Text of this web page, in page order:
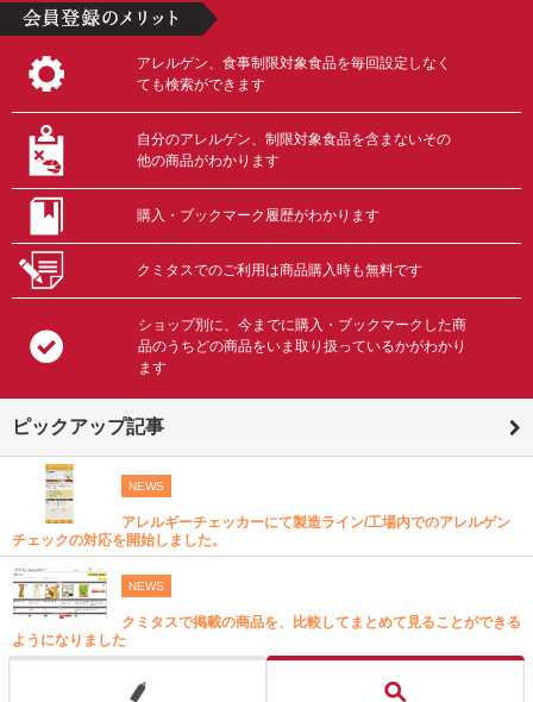
アレルゲン、食事制限対象食品を毎回設定しなく
ても検索ができます
自分のアレルゲン、制限対象食品を含まないその
他の商品がわかります
購入・ブックマーク履歴がわかります
クミタスでのご利用は商品購入時も無料です
ショップ別に、今までに購入・ブックマークした商
品のうちどの商品をいま取り扱っているかがわかり
ます
ピックアップ記事
NEWS
アレルギーチェッカーにて製造ライン/工場内でのアレルゲン
チェックの対応を開始しました。
NEWS
クミタスで掲載の商品を、比較してまとめて見ることができる
ようになりました